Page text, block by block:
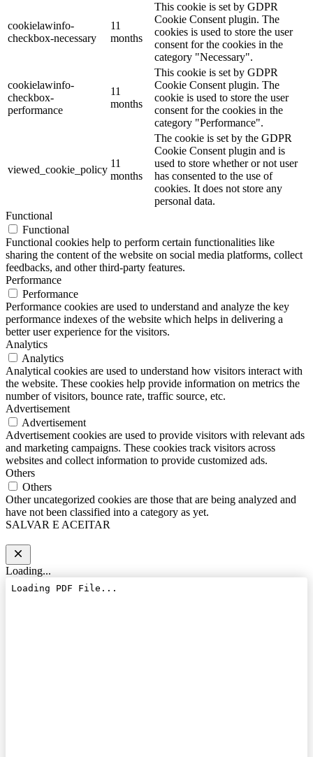
cookielawinfo-
checkbox-necessary
11
months
This cookie is set by GDPR
Cookie Consent plugin. The
cookies is used to store the user
consent for the cookies in the
category "Necessary".
cookielawinfo-
checkbox-
performance
11
months
This cookie is set by GDPR
Cookie Consent plugin. The
cookie is used to store the user
consent for the cookies in the
category "Performance".
viewed_cookie_policy
11
months
The cookie is set by the GDPR
Cookie Consent plugin and is
used to store whether or not user
has consented to the use of
cookies. It does not store any
personal data.
Functional
Functional
Functional cookies help to perform certain functionalities like
sharing the content of the website on social media platforms, collect
feedbacks, and other third-party features.
Performance
Performance
Performance cookies are used to understand and analyze the key
performance indexes of the website which helps in delivering a
better user experience for the visitors.
Analytics
Analytics
Analytical cookies are used to understand how visitors interact with
the website. These cookies help provide information on metrics the
number of visitors, bounce rate, traffic source, etc.
Advertisement
Advertisement
Advertisement cookies are used to provide visitors with relevant ads
and marketing campaigns. These cookies track visitors across
websites and collect information to provide customized ads.
Others
Others
Other uncategorized cookies are those that are being analyzed and
have not been classified into a category as yet.
SALVAR E ACEITAR
Loading...